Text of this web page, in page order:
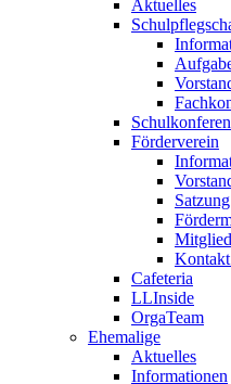
Aktuelles
Förderverein
Satzung
Cafeteria
LLInside
OrgaTeam
Ehemalige
Aktuelles
Informationen